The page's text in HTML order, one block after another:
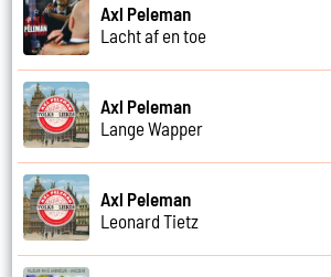
Axl Peleman
Lacht af en toe
Axl Peleman
Lange Wapper
Axl Peleman
Leonard Tietz